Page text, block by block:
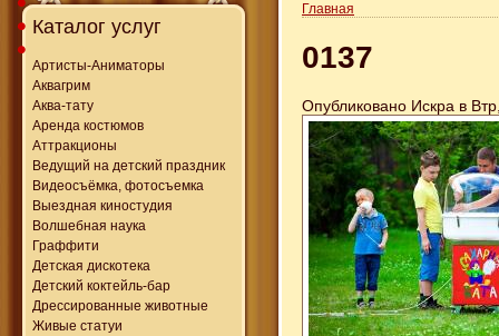
Каталог услуг
Артисты-Аниматоры
Аквагрим
Аква-тату
Аренда костюмов
Аттракционы
Ведущий на детский праздник
Видеосъёмка, фотосъемка
Выездная киностудия
Волшебная наука
Граффити
Детская дискотека
Детский коктейль-бар
Дрессированные животные
Живые статуи
Главная
0137
Опубликовано Искра в